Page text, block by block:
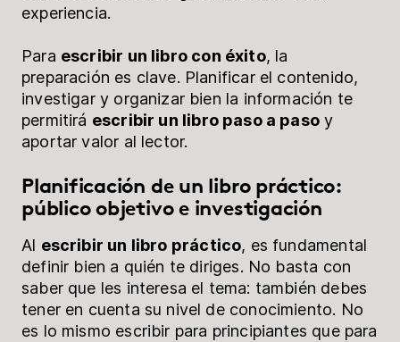
experiencia.
Para escribir un libro con éxito, la
preparación es clave. Planificar el contenido,
investigar y organizar bien la información te
permitirá escribir un libro paso a paso y
aportar valor al lector.
Planificación de un libro práctico:
público objetivo e investigación
Al escribir un libro práctico, es fundamental
definir bien a quién te diriges. No basta con
saber que les interesa el tema: también debes
tener en cuenta su nivel de conocimiento. No
es lo mismo escribir para principiantes que para